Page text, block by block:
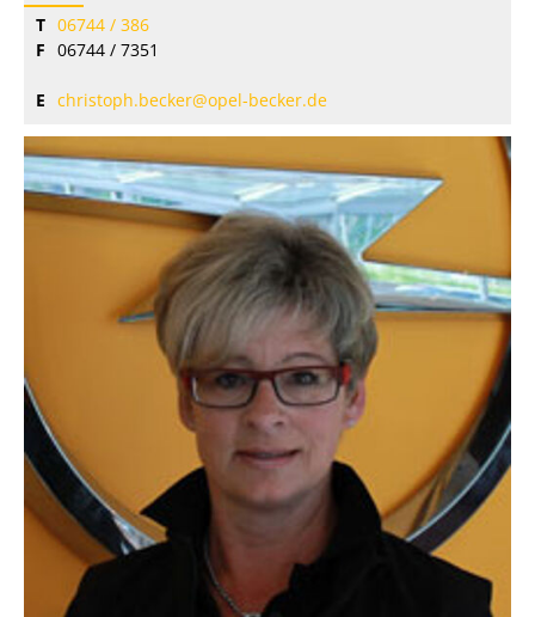
T 06744 / 386
F 06744 / 7351
E christoph.becker@opel-becker.de